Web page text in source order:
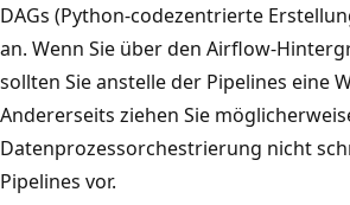
DAGs (Python-codezentrierte
an. Wenn Sie über den Airflow-
sollten Sie anstelle der Pipelines eine
Andererseits ziehen Sie
Datenprozessorchestrierung nicht
Pipelines vor.